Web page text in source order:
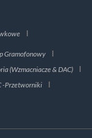
Gramofonowy
(Wzmacniacze & DAC)
-Przetworniki